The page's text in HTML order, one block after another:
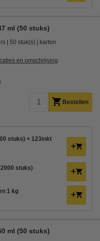
ml (50 stuks)
50 stuk(s) karton
en omschrijving
Bestellen
stuks) + 123inkt
stuks)
1 kg
ml (50 stuks)